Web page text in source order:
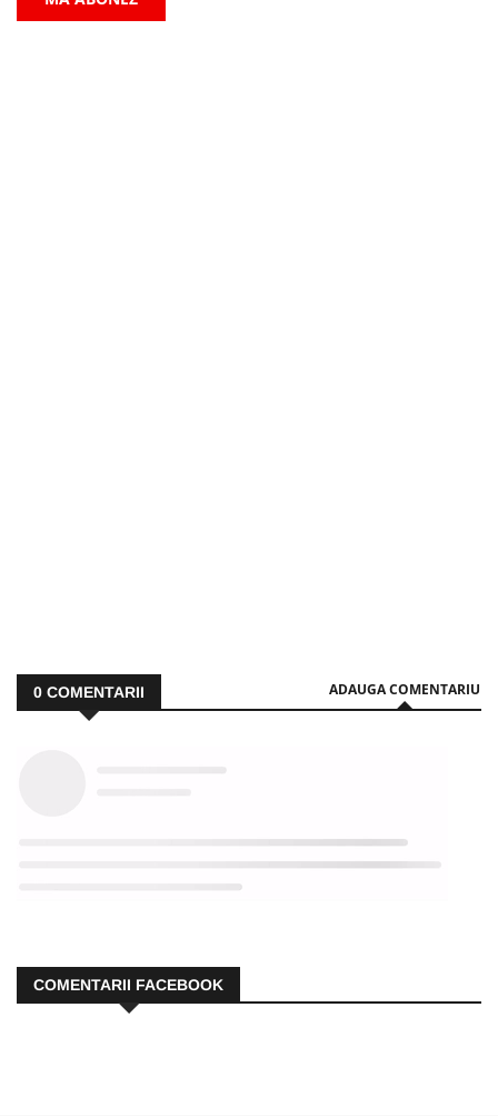
0 COMENTARII ADAUGA COMENTARIU
COMENTARII FACEBOOK